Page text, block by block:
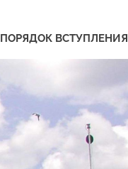
ПОРЯДОК ВСТУПЛЕНИЯ